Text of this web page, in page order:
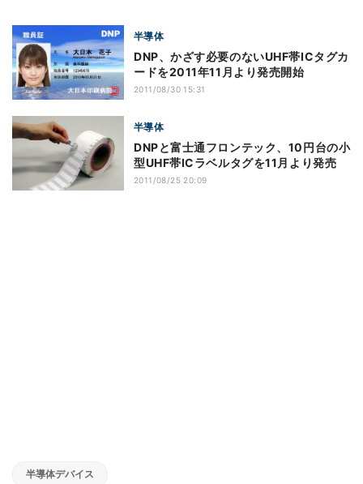
半導体
DNP、かざす必要のないUHF帯ICタグカ
ードを2011年11月より発売開始
2011/08/30 15:31
半導体
DNPと富士通フロンテック、10円台の小
型UHF帯ICラベルタグを11月より発売
2011/08/25 20:09
半導体デバイス